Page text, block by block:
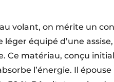
volant, on mérite un
équipé d’une
Ce matériau, conçu
l’énergie. Il